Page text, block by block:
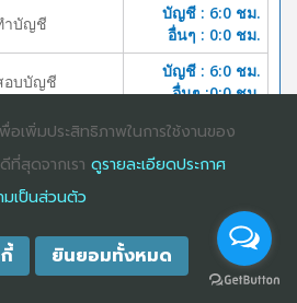
ำบัญชี
บัญชี : 6:0 ชม.
อื่นๆ : 0:0 ชม.
อบบัญชี
บัญชี : 6:0 ชม.
อื่นๆ :0:0 ชม.
DOWNLOAD
BROCHURE
SEMINAR AND TRAINING CO., LTD
ALL
REGISTRATION 0105529026680
อเพิ่มประสิทธิภาพในการใช้งานของ
ที่สุดจากเรา ดูรายละเอียดประกาศ
มเป็นส่วนตัว
ยินยอมทั้งหมด